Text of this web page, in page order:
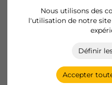
Nous utilisons des
l'utilisation de notre
Définir
Accepter
Fiche produit